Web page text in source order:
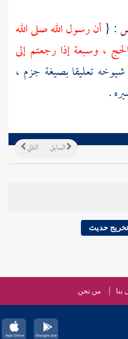
: {أن رسول الله صلى الله
، وسبعة إذا رجعتم إلى
تعليقا بصيغة جزم ،
.
التالي السابق
تخريج حديث
بنا من نحن